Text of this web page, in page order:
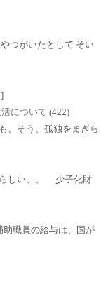
つがいたとして そい
について (422)
、そう、孤独をまぎら
らしい、、 少子化財
助職員の給与は、国が